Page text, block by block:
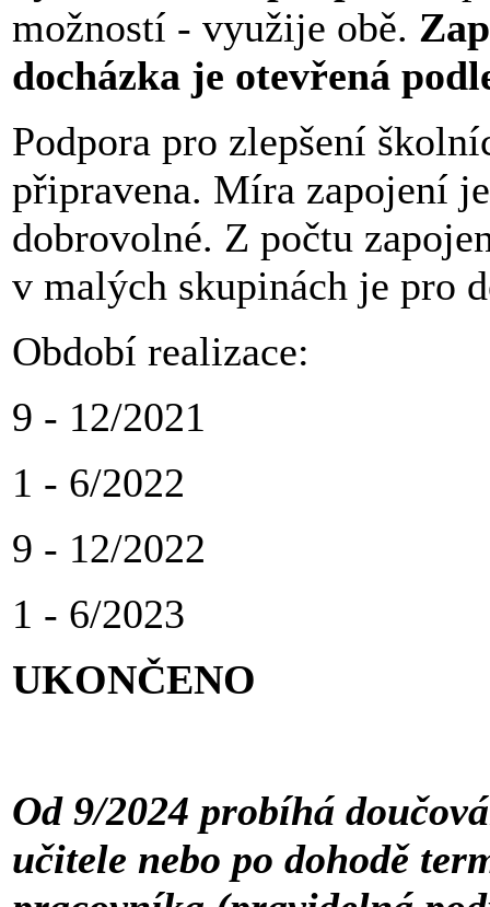
možností - využije obě.
docházka je otevřená
Podpora pro zlepšení
připravena. Míra zapojení
dobrovolné. Z počtu
v malých skupinách je pro
Období realizace:
9 - 12/2021
1 - 6/2022
9 - 12/2022
1 - 6/2023
UKONČENO
Od 9/2024 probíhá
učitele nebo po dohodě